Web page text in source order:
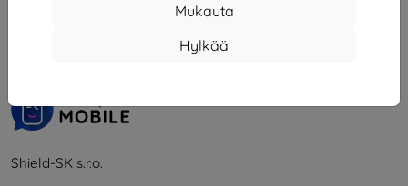
Mukauta
Hylkää
Shield-SK s.r.o.